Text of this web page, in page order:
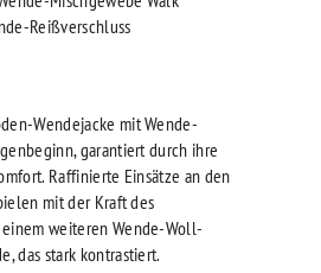
Reißverschluss
Wendejacke mit Wende-
garantiert durch ihre
Raffinierte Einsätze an den
mit der Kraft des
weiteren Wende-Woll-
das stark kontrastiert.